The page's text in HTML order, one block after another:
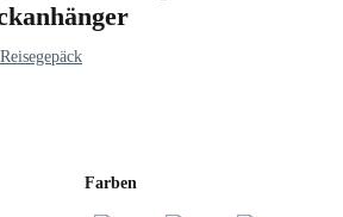
Reisegepäck
Farben